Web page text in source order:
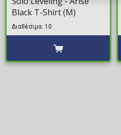
Black T-Shirt (M)
Διαθέσιμα: 10